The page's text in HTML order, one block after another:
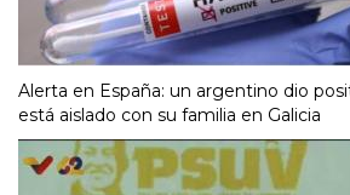
Alerta en España: un argentino dio
está aislado con su familia en Galicia